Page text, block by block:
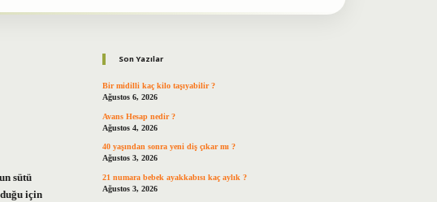
sütü
için
Son Yazılar
Bir midilli kaç kilo taşıyabilir ?
Ağustos 6, 2026
Avans Hesap nedir ?
Ağustos 4, 2026
40 yaşından sonra yeni diş çıkar mı ?
Ağustos 3, 2026
21 numara bebek ayakkabısı kaç aylık ?
Ağustos 3, 2026